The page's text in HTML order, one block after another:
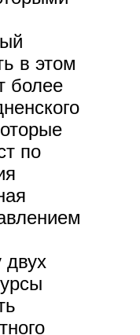
в этом
более
по
двух